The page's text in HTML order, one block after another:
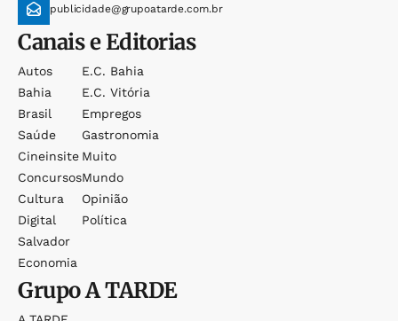
publicidade@grupoatarde.com.br
Canais e Editorias
Autos
Bahia
Brasil
Saúde
Cineinsite
Concursos
Cultura
Digital
Salvador
Economia
E.c. Bahia
E.c. Vitória
Empregos
Gastronomia
Muito
Mundo
Opinião
Política
GrupoA TARDE